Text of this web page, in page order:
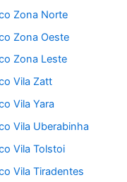
Zona Norte
Zona Oeste
Zona Leste
Vila Zatt
Vila Yara
Vila Uberabinha
Vila Tolstoi
Vila Tiradentes